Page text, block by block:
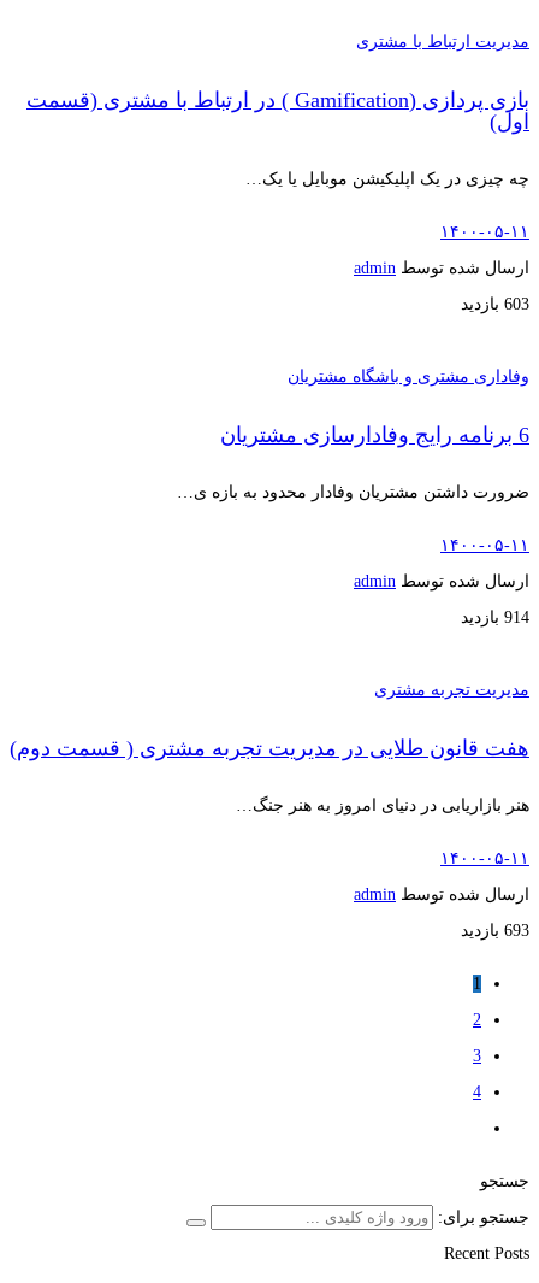
مدیریت ارتباط با مشتری
بازی پردازی (Gamification ) در ارتباط با مشتری (قسمت
اول)
چه چیزی در یک اپلیکیشن موبایل یا یک…
۱۴۰۰-۰۵-۱۱
ارسال شده توسط admin
603 بازدید
وفاداری مشتری و باشگاه مشتریان
6 برنامه رایج وفادارسازی مشتریان
ضرورت داشتن مشتریان وفادار محدود به بازه ی…
۱۴۰۰-۰۵-۱۱
ارسال شده توسط admin
914 بازدید
مدیریت تجربه مشتری
هفت قانون طلایی در مدیریت تجربه مشتری ( قسمت دوم)
هنر بازاریابی در دنیای امروز به هنر جنگ…
۱۴۰۰-۰۵-۱۱
ارسال شده توسط admin
693 بازدید
1
2
3
4
جستجو
جستجو برای:
Recent Posts